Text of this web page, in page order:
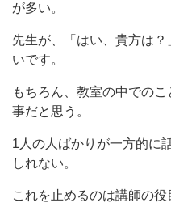
が多い。
先生が、「はい、貴方は
いです。
もちろん、教室の中での
事だと思う。
1人の人ばかりが一方的に
しれない。
これを止めるのは講師の